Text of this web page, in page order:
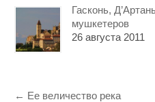
Гасконь,
мушкетеров
26 августа 2011
← Ее величество река